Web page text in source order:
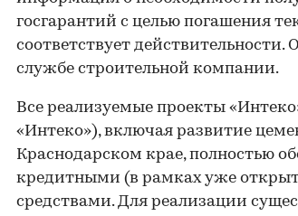
госгарантий с целью погашения
соответствует действительности.
службе строительной компании.
Все реализуемые проекты
«Интеко»), включая развитие
Краснодарском крае, полностью
кредитными (в рамках уже
средствами. Для реализации